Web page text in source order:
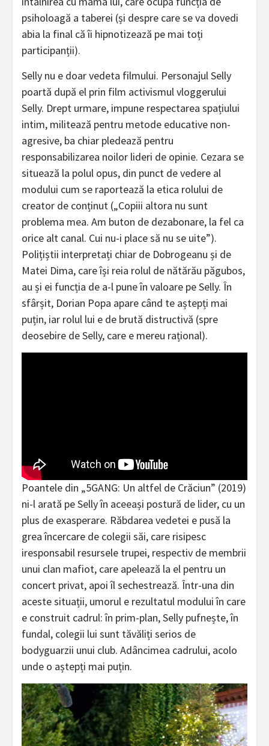
psiholoagă a taberei (și despre care se va dovedi
abia la final că îi hipnotizează pe mai toți
participanții).
Selly nu e doar vedeta filmului. Personajul Selly
poartă după el prin film activismul vloggerului
Selly. Drept urmare, impune respectarea spațiului
intim, militează pentru metode educative non-
agresive, ba chiar pledează pentru
responsabilizarea noilor lideri de opinie. Cezara se
situează la polul opus, din punct de vedere al
modului cum se raportează la etica rolului de
creator de conținut („Copiii altora nu sunt
problema mea. Am buton de dezabonare, la fel ca
orice alt canal. Cui nu-i place să nu se uite”).
Polițiștii interpretați chiar de Dobrogeanu și de
Matei Dima, care își reia rolul de nătărău păgubos,
au și ei funcția de a-l pune în valoare pe Selly. În
sfârșit, Dorian Popa apare când te aștepți mai
puțin, iar rolul lui e de brută distructivă (spre
deosebire de Selly, care e mereu rațional).
Poantele din „5GANG: Un altfel de Crăciun” (2019)
ni-l arată pe Selly în aceeași postură de lider, cu un
plus de exasperare. Răbdarea vedetei e pusă la
grea încercare de colegii săi, care risipesc
iresponsabil resursele trupei, respectiv de membrii
unui clan mafiot, care apelează la el pentru un
concert privat, apoi îl sechestrează. Într-una din
aceste situații, umorul e rezultatul modului în care
e construit cadrul: în prim-plan, Selly pufnește, în
fundal, colegii lui sunt tăvăliți serios de
bodyguarzii unui club. Adâncimea cadrului, acolo
unde o aștepți mai puțin.